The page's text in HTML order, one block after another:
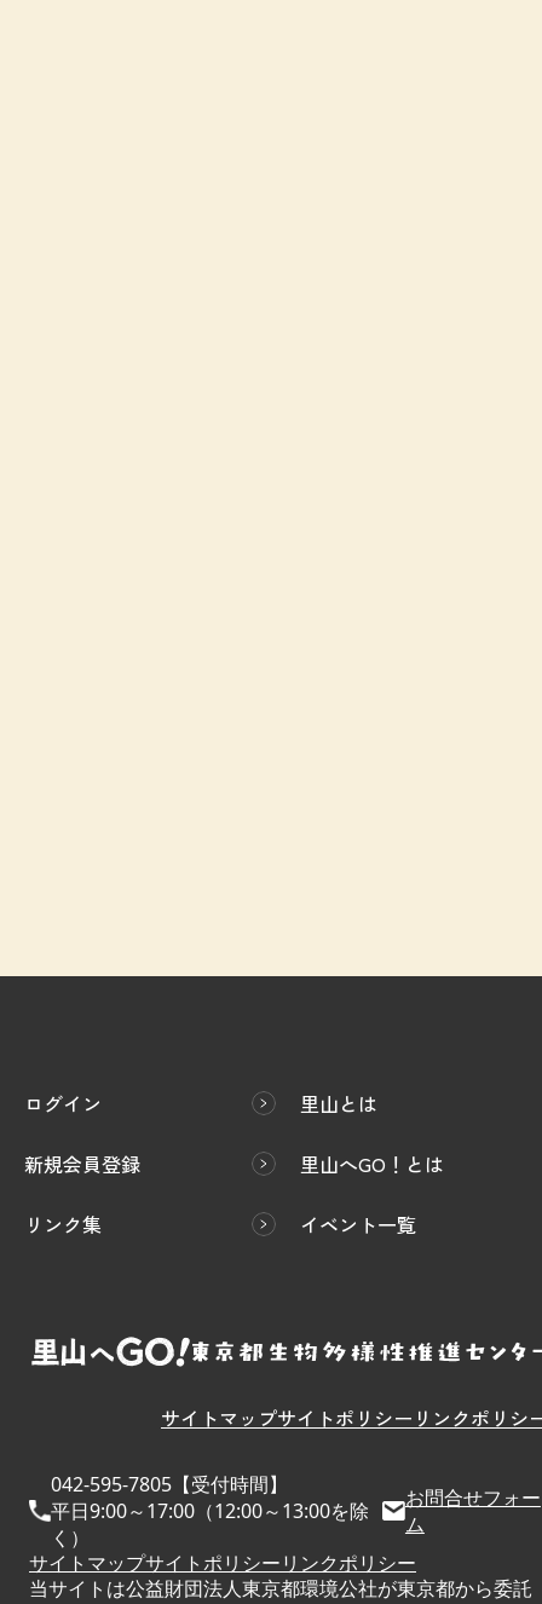
ログイン
新規会員登録
リンク集
里山とは
里山へGO！とは
イベント一覧
サイトマップサイトポリシー リンクポリシ
042-595-7805【受付時間】
平日9:00～17:00（12:00～13:00を除
く）
お問合せフォー
ム
サイトマップサイトポリシーリンクポリシー
当サイトは公益財団法人東京都環境公社が東京都から委託